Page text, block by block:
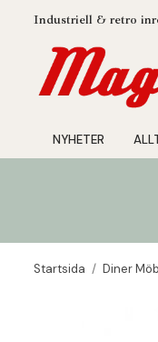
Industriell & retro
NYHETER
Startsida / Diner